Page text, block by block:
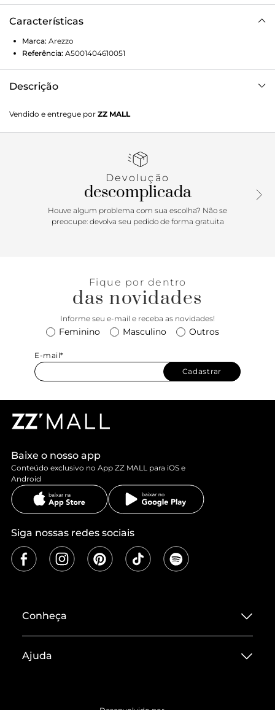
Características
Marca: Arezzo
Referência: A5001404610051
Descrição
Vendido e entregue por ZZ MALL
Devolução
descomplicada
Houve algum problema com sua escolha? Não se
preocupe: devolva seu pedido de forma gratuita
Fique por dentro
das novidades
Informe seu e-mail e receba as novidades!
Feminino Masculino Outros
E-mail*
Cadastrar
Baixe o nosso app
Conteúdo exclusivo no App ZZ MALL para iOS e
Android
Siga nossas redes sociais
Conheça
Termos de Uso
Ajuda